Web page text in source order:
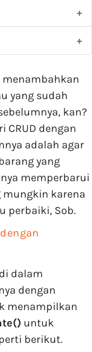
menambahkan
yang sudah
kan?
dengan
adalah agar
yang
memperbarui
mungkin karena
perbaiki, Sob.
di dalam
dengan
menampilkan
untuk
berikut.